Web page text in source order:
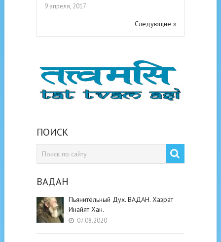
9 апреля, 2017
Следующие »
ПОИСК
ВАДАН
Пьянительный Дух. ВАДАН. Хазрат
Инайят Хан.
07.08.2020